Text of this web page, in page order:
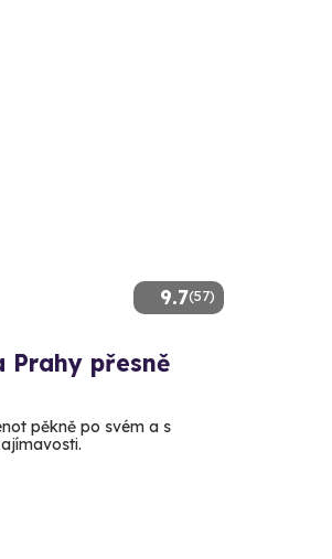
9.7(57)
Prahy přesně
pěkně po svém a s